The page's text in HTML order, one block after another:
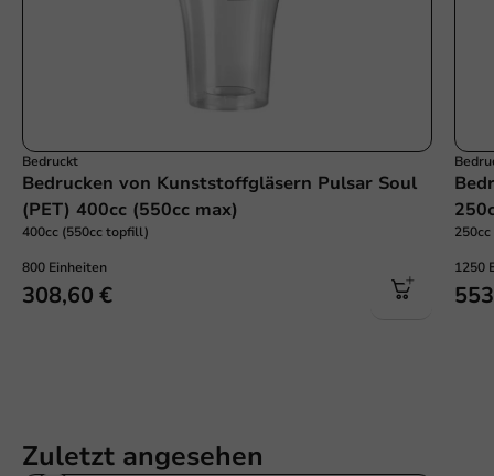
Bedruckt
Bedrucken von Kunststoffgläsern Pulsar Soul
(PET) 400cc (550cc max)
400cc (550cc topfill)
800 Einheiten
308,60 €
1250
Zuletzt angesehen